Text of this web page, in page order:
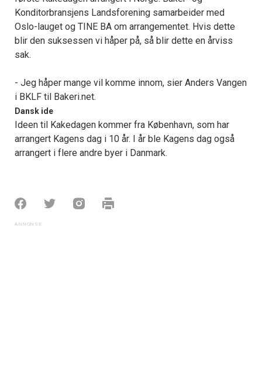
Konditorbransjens Landsforening samarbeider med
Oslo-lauget og TINE BA om arrangementet. Hvis dette
blir den suksessen vi håper på, så blir dette en årviss
sak.
- Jeg håper mange vil komme innom, sier Anders Vangen
i BKLF til Bakeri.net.
Dansk ide
Ideen til Kakedagen kommer fra København, som har
arrangert Kagens dag i 10 år. I år ble Kagens dag også
arrangert i flere andre byer i Danmark.